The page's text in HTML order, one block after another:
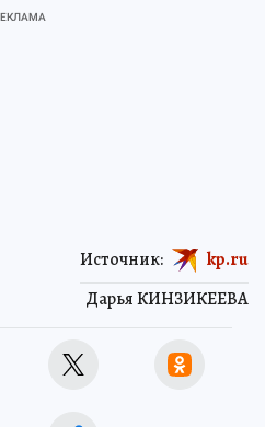
Дарья КИНЗИКЕЕВА
Источник: kp.ru